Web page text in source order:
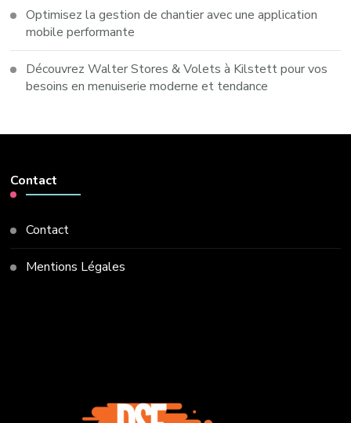
Optimisez la gestion de chantier avec une application
mobile performante
Découvrez Walter Stores & Volets à Kilstett pour vos
besoins en menuiserie moderne et tendance
Contact
Contact
Mentions Légales